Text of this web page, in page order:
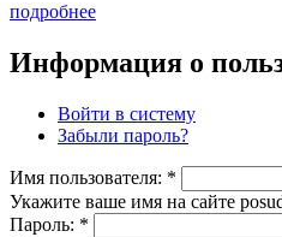
подробнее
Информация о
Войти в систему
Забыли пароль?
Имя пользователя: *
Укажите ваше имя на сайте
Пароль: *